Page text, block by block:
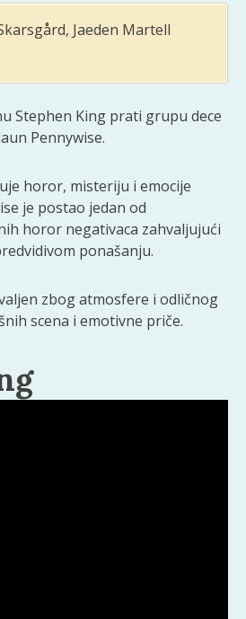
Jaeden Martell
Stephen King prati grupu dece
Pennywise.
horor, misteriju i emocije
je postao jedan od
horor negativaca zahvaljujući
ponašanju.
zbog atmosfere i odličnog
scena i emotivne priče.